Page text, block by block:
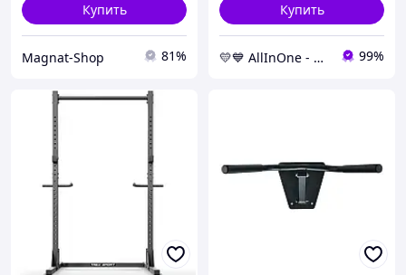
Купить
Magnat-Shop 81%
Купить
💛💙 AllInOne - находи все необходимое в одном магазине! 99%